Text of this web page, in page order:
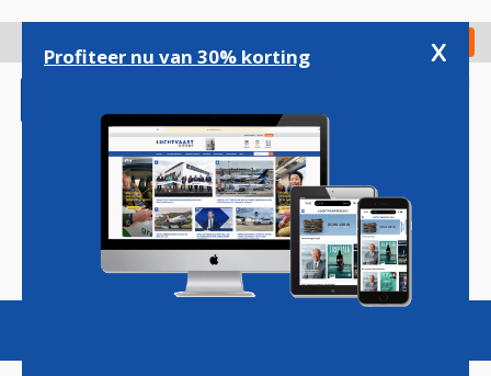
gaan
Check in
Magazine Podcasts Vacatures
Profiteer nu van 30% korting x